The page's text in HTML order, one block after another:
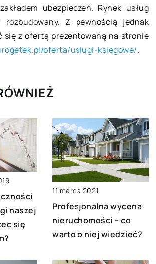
ubezpieczeń. Rynek usług
Z pewnością jednak
się z ofertą prezentowaną na stronie
oferta/uslugi-ksiegowe/.
naszej
się
11 marca 2021
Profesjonalna wycena
nieruchomości – co
warto o niej wiedzieć?